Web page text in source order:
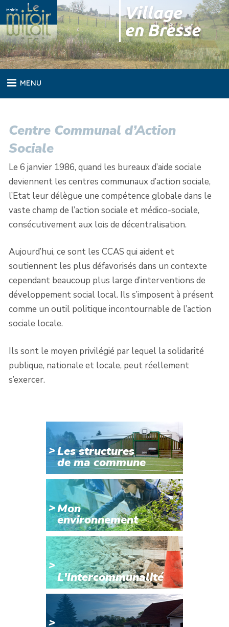
Skip
to
content
MENU
Village
en Bresse
Centre Communal d’Action
Sociale
Le 6 janvier 1986, quand les bureaux d’aide sociale
deviennent les centres communaux d’action sociale,
l’Etat leur délègue une compétence globale dans le
vaste champ de l’action sociale et médico-sociale,
consécutivement aux lois de décentralisation.
Aujourd’hui, ce sont les CCAS qui aident et
soutiennent les plus défavorisés dans un contexte
cependant beaucoup plus large d’interventions de
développement social local. Ils s’imposent à présent
comme un outil politique incontournable de l’action
sociale locale.
Ils sont le moyen privilégié par lequel la solidarité
publique, nationale et locale, peut réellement
s’exercer.
Les structures
de ma commune
Mon
environnement
L'Intercommunalité